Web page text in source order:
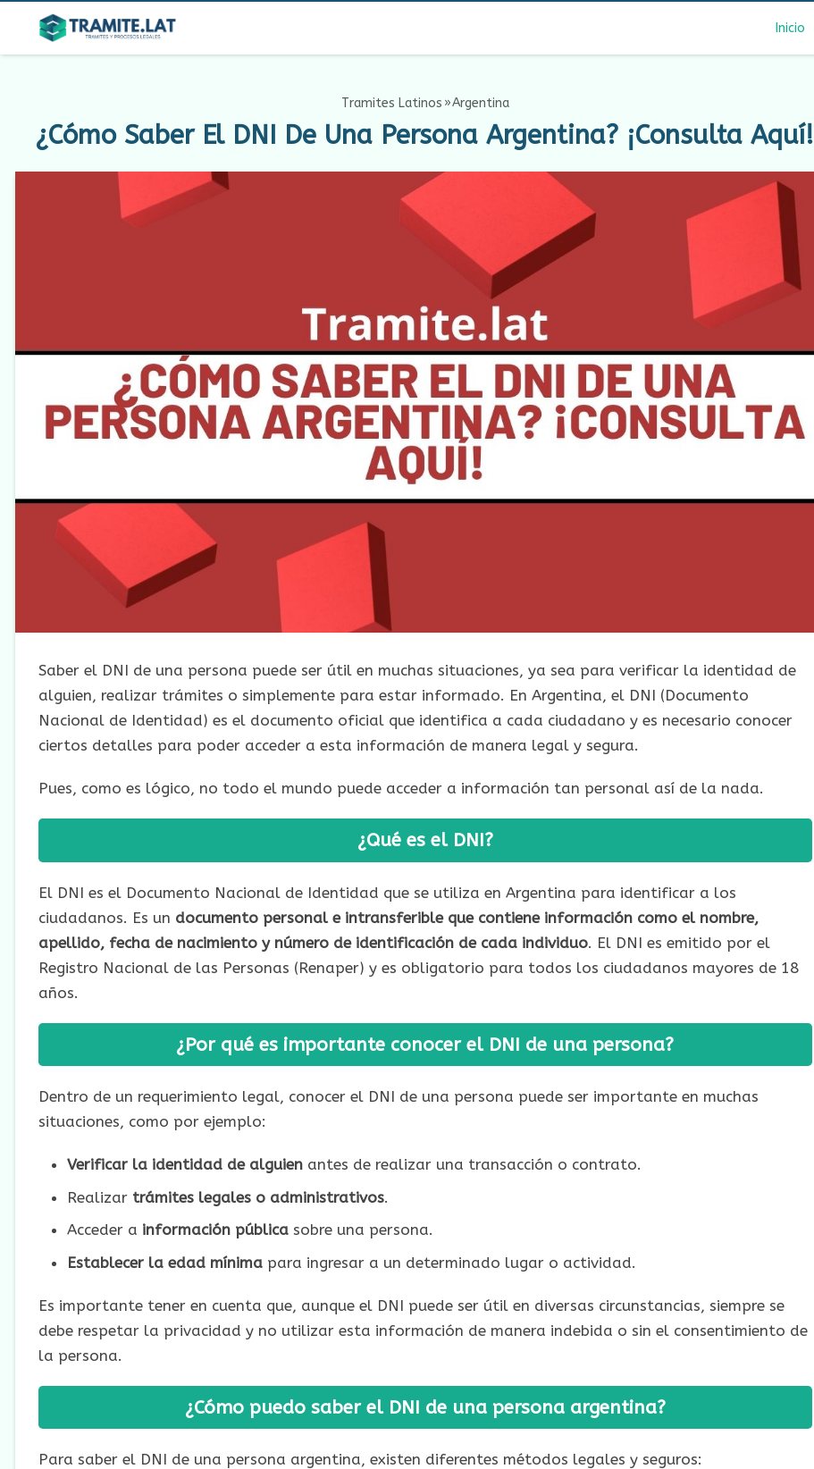
Inicio
Tramites Latinos Argentina
¿Cómo Saber El DNI De Una Persona Argentina? ¡Consulta Aquí!
Saber el DNI de una persona puede ser útil en muchas situaciones, ya sea para verificar la identidad de
alguien, realizar trámites o simplemente para estar informado. En Argentina, el DNI (Documento
Nacional de Identidad) es el documento oficial que identifica a cada ciudadano y es necesario conocer
ciertos detalles para poder acceder a esta información de manera legal y segura.
Pues, como es lógico, no todo el mundo puede acceder a información tan personal así de la nada.
¿Qué es el DNI?
El DNI es el Documento Nacional de Identidad que se utiliza en Argentina para identificar a los
ciudadanos. Es un documento personal e intransferible que contiene información como el nombre,
apellido, fecha de nacimiento y número de identificación de cada individuo. El DNI es emitido por el
Registro Nacional de las Personas (Renaper) y es obligatorio para todos los ciudadanos mayores de 18
años.
¿Por qué es importante conocer el DNI de una persona?
Dentro de un requerimiento legal, conocer el DNI de una persona puede ser importante en muchas
situaciones, como por ejemplo:
Verificar la identidad de alguienantes de realizar una transacción o contrato.
Realizar trámites legales o administrativos.
Acceder a información públicasobre una persona.
Establecer la edad mínimapara ingresar a un determinado lugar o actividad.
Es importante tener en cuenta que, aunque el DNI puede ser útil en diversas circunstancias, siempre se
debe respetar la privacidad y no utilizar esta información de manera indebida o sin el consentimiento de
la persona.
¿Cómo puedo saber el DNI de una persona argentina?
Para saber el DNI de una persona argentina, existen diferentes métodos legales y seguros: